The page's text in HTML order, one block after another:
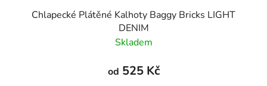
Chlapecké Plátěné Kalhoty Baggy Bricks LIGHT
DENIM
Skladem
od 525 Kč